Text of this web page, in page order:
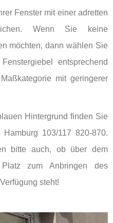
Fenster mit einer adretten
Wenn Sie keine
möchten, dann wählen Sie
entsprechend
mit geringerer
Hintergrund finden Sie
103/117 820-870.
bitte auch, ob über dem
zum Anbringen des
steht!